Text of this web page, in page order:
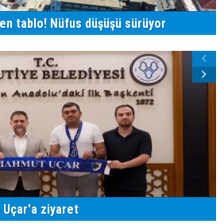
tablo! Nüfus düşüşü sürüyor
Uçar'a ziyaret